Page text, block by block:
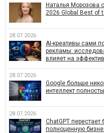
Наталья Морозова
2026 Global Best of
28.07.2026
AI-креативы сами
рекламы:
влияет на
28.07.2026
Google больше
интеллект
28.07.2026
ChatGPT перестает
полноценную